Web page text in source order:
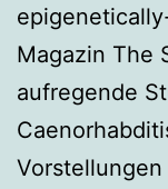
Magazin The
aufregende